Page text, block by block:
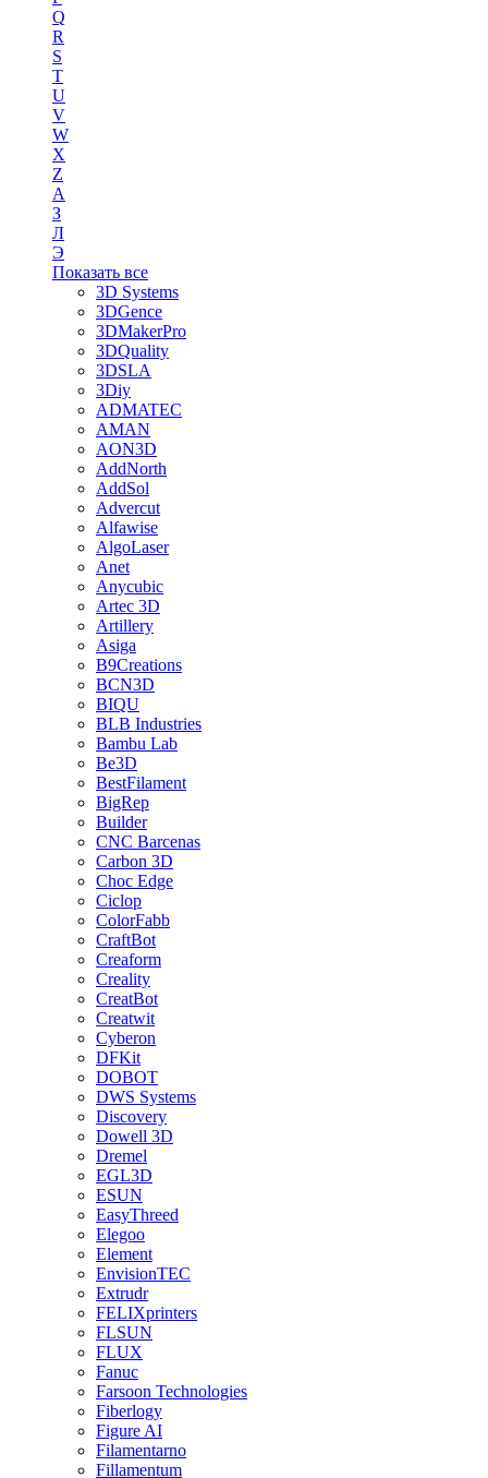
Q
R
S
T
U
V
W
X
Z
А
З
Л
Э
Показать все
3D Systems
3DGence
3DMakerPro
3DQuality
3DSLA
3Diy
ADMATEC
AMAN
AON3D
AddNorth
AddSol
Advercut
Alfawise
AlgoLaser
Anet
Anycubic
Artec 3D
Artillery
Asiga
B9Creations
BCN3D
BIQU
BLB Industries
Bambu Lab
Be3D
BestFilament
BigRep
Builder
CNC Barcenas
Carbon 3D
Choc Edge
Ciclop
ColorFabb
CraftBot
Creaform
Creality
CreatBot
Creatwit
Cyberon
DFKit
DOBOT
DWS Systems
Discovery
Dowell 3D
Dremel
EGL3D
ESUN
EasyThreed
Elegoo
Element
EnvisionTEC
Extrudr
FELIXprinters
FLSUN
FLUX
Fanuc
Farsoon Technologies
Fiberlogy
Figure AI
Filamentarno
Fillamentum